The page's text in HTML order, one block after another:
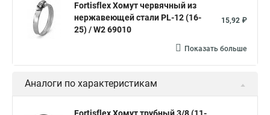
Хомут 2 мм Хомут 24137 80 Хомут 120
Хомут 6 мм
Хомут 24
Номера хомутов Хомут обжимной для труб
Fortisflex Хомут червячный из
нержавеющей стали PL-12 (16-
25) / W2 69010
15,92 ₽
Показать больше
Аналоги по характеристикам